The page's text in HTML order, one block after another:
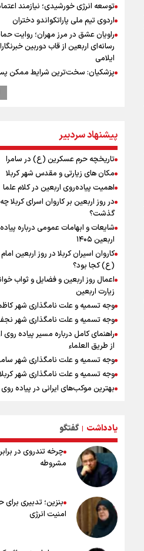
توسعه انرژی خورشیدی؛ نیازمند
اردوی تیم ملی پاراتکواندو دختران
راویان عشق در مرز مهران؛ روایت
رسانه‌ای اربعین از قاب دوربین
ایلامی
پزشکیان: سخت‌ترین شرایط ممکن
انقلاب را تجربه میکنیم/ اگر تا امروز
بخاطر همه‌ مردم نجیب ایران بوده
انتظار سیگنال هرمز / دلار
یا طلا صعودی می‌ماند؟
پزشکیان: فلسطین هرگز از اولویت
خارجی ایران خارج نخواهد شد/ از هر
رهبران فلسطینی در روند مذاکرات
می‌کنیم
عملیات تجهیز کتابخانه روستای هدف
گردشگری ریاب به پایان رسید
ترس نتانیاهو از ترور
فرود یک بالگرد در بیمارستان رمبام
اشغالی در پی هلاکت ۲ نظامی
زخمی شدن ۷ نظامی دیگر
ارتش صهیونیستی زمین‌های کشاورزی
جنوب لبنان را به آتش کشید
چه کسی باید قیمت‌ها را تعیین کند؟
بازگشت روان دو میلیون و هشتصد
اربعین از مرزهای شش‌گانه
زائران اربعین حسینی در مرز تمرچین
ایران آقای بلامنازع تنگه هرمز
وزیر خارجه مصر: رژیم اسراییل بدون
مستمری مددجویان کفاف زندگی را
/ حمایت از ۱۹هزار زن‌ سرپرست خانوار
پیشنهاد سردبیر
تاریخچه حرم عسکرین (ع) در سامرا
مکان های زیارتی و مقدس شهر کربلا
اهمیت پیاده‌روی اربعین در کلام علما
در روز اربعین بر کاروان اسرای کربلا چه
گذشت؟
شایعات و ابهامات عمومی درباره
اربعین ۱۴۰۵
کاروان اسیران کربلا در روز اربعین
(ع) کجا بود؟
اعمال روز اربعین و فضایل و ثواب
زیارت اربعین
وجه تسمیه و علت نامگذاری شهر
وجه تسمیه و علت نامگذاری شهر
راهنمای کامل درباره مسیر پیاده روی
از طریق العلماء
وجه تسمیه و علت نامگذاری شهر
وجه تسمیه و علت نامگذاری شهر کربلا
بهترین موکب‌های ایرانی در پیاده
پیاده روی اربعین
خطرات پیاده روی اربعین/ ۷
سفری ایمن و معنوی
۲۰ نکته دوستانه درباره پیاده روی
عراقی ها
۸۰ توصیه کاربردی برای ۸۰
اربعین
توصیه های کاربردی برای زائران در
اربعین
یادداشت | گفتگو
چرخه تندروی در
مشروطه
بنزین؛ تدبیری
امنیت انرژی